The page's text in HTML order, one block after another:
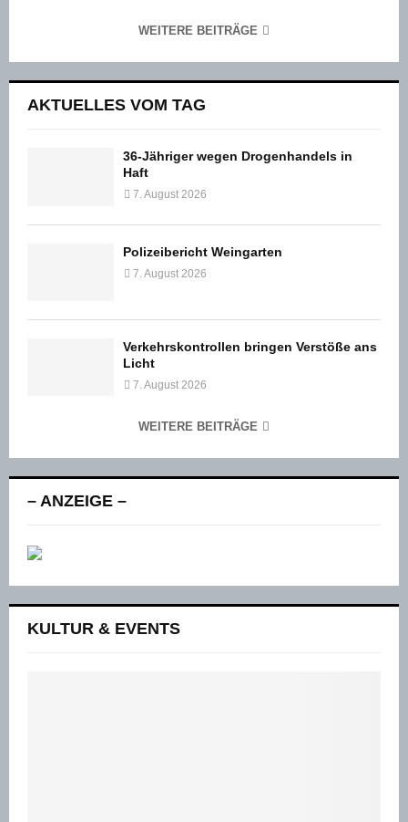
WEITERE BEITRÄGE
AKTUELLES VOM TAG
36-Jähriger wegen Drogenhandels in
Haft
7. August 2026
Polizeibericht Weingarten
7. August 2026
Verkehrskontrollen bringen Verstöße ans
Licht
7. August 2026
WEITERE BEITRÄGE
– ANZEIGE –
KULTUR & EVENTS